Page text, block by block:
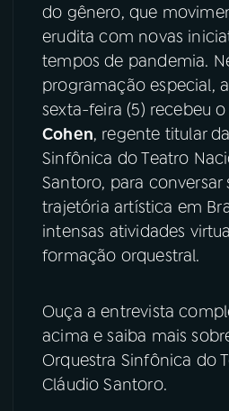
ACOMPANHE A RÁDIO MEC
YouTube
Instagram X
TikTok
do gênero, que
erudita com novas
tempos de pandemia.
programação especial,
sexta-feira (5) recebeu
Cohen, regente titular
Sinfônica do Teatro
Santoro, para conversar
trajetória artística em
intensas atividades
formação orquestral.
Ouça a entrevista
acima e saiba mais
Orquestra Sinfônica do
Cláudio Santoro.